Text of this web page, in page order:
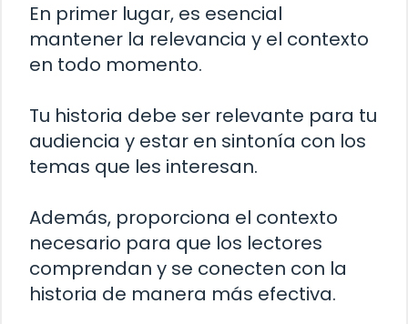
En primer lugar, es esencial
mantener la relevancia y el contexto
en todo momento.
Tu historia debe ser relevante para tu
audiencia y estar en sintonía con los
temas que les interesan.
Además, proporciona el contexto
necesario para que los lectores
comprendan y se conecten con la
historia de manera más efectiva.